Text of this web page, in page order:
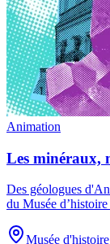
Animation
Les minéraux,
Des géologues
du Musée d’histoire
Musée